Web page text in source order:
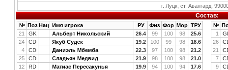
г. Луцк, ст. Авангард,
Состав:
№ Поз Нац Имя игрока РУ Физ Фор Мор ТРУ
21
GK Альберт Никольский 26.4 99 100 98
25.6
24
CD Якуб Судек 19.2 100 99 98
18.6
4
CD Даниэль Мбемба 22.3 97 100 98
21.2
25
CD Сладьян Медвид 21.9 98 100 98
21.0
12
RD Матиас Пересакунья 19.9 94 100 94
17.6
№
1
26
21
7
9